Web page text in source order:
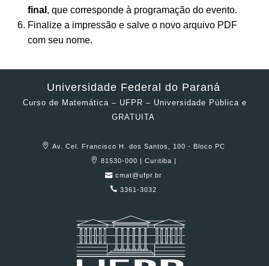
final , que corresponde à programação do evento.
Finalize a impressão e salve o novo arquivo PDF
com seu nome.
Universidade Federal do Paraná
Curso de Matemática – UFPR – Universidade Pública e
GRATUITA
Av. Cel. Francisco H. dos Santos, 100 - Bloco PC
81530-000 | Curitiba |
cmat@ufpr.br
3361-3032